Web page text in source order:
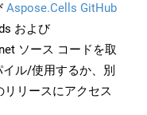
Aspose.Cells GitHub
および
ソース コードを取
ル/使用するか、別
リースにアクセス